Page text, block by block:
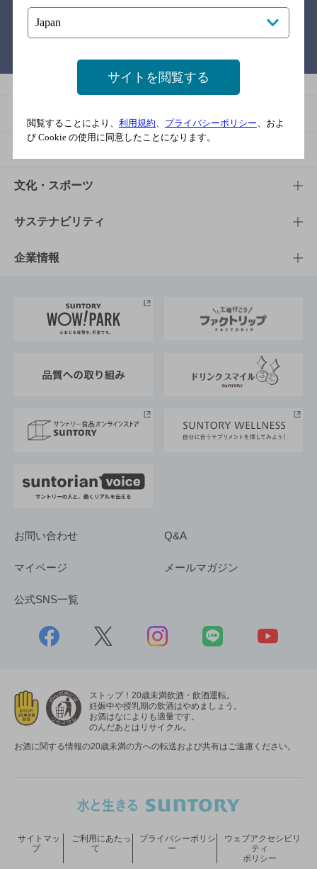
商品一覧
商品発売情報
栄養成分一覧
知る・楽しむTOP
キャンペーン
工場見学
地域情報
文化・スポーツ
文化・スポーツTOP
サントリーホール
サントリーサンバーズ大阪
サステナビリティ
サステナビリティTOP
サントリーが考えるサステナビリティ経営
企業情報
企業概要
採用情報
お問い合わせ Q&A
マイページ メールマガジン
公式SNS一覧
ストップ！20歳未満飲酒・飲酒運転。
妊娠中や授乳期の飲酒はやめましょう。
お酒はなによりも適量です。
のんだあとはリサイクル。
お酒に関する情報の20歳未満の方への転送および共有はご遠慮ください。
サイトマッ
プ
ご利用にあたっ
て
プライバシーポリシ
ー
ウェブアクセシビリ
ティ
ポリシー
サイトを閲覧する
閲覧することにより、 利用規約、 プライバシーポリシー、およ
び Cookie の使用に同意したことになります。